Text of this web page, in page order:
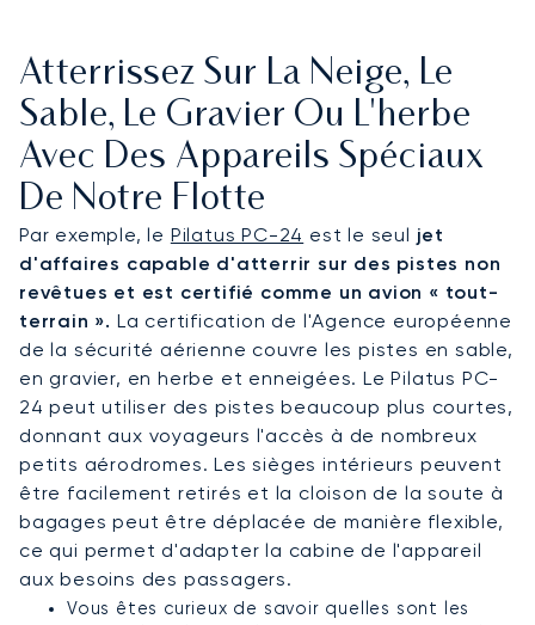
Atterrissez Sur La Neige, Le
Sable, Le Gravier Ou L'herbe
Avec Des Appareils Spéciaux
De Notre Flotte
Par exemple, le Pilatus PC-24 est le seul jet
d'affaires capable d'atterrir sur des pistes non
revêtues et est certifié comme un avion « tout-
terrain ». La certification de l'Agence européenne
de la sécurité aérienne couvre les pistes en sable,
en gravier, en herbe et enneigées. Le Pilatus PC-
24 peut utiliser des pistes beaucoup plus courtes,
donnant aux voyageurs l'accès à de nombreux
petits aérodromes. Les sièges intérieurs peuvent
être facilement retirés et la cloison de la soute à
bagages peut être déplacée de manière flexible,
ce qui permet d'adapter la cabine de l'appareil
aux besoins des passagers.
Vous êtes curieux de savoir quelles sont les